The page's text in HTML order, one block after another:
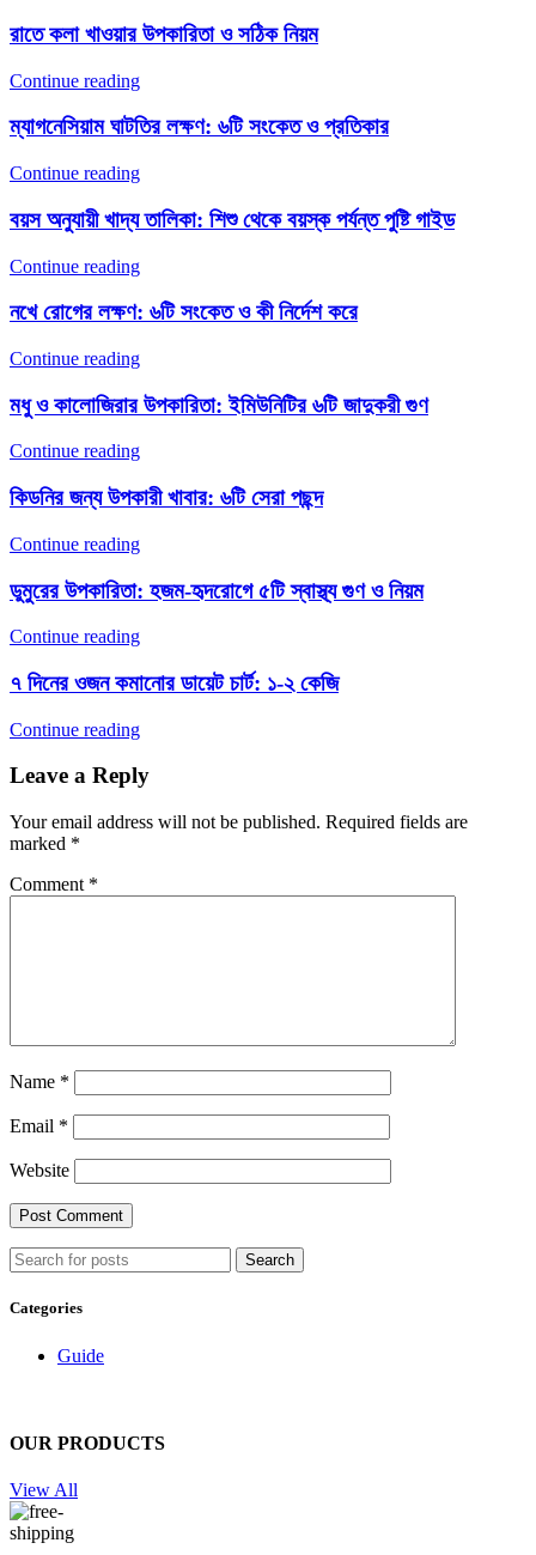
রাতে কলা খাওয়ার উপকারিতা ও সঠিক নিয়ম
Continue reading
ম্যাগনেসিয়াম ঘাটতির লক্ষণ: ৬টি সংকেত ও প্রতিকার
Continue reading
বয়স অনুযায়ী খাদ্য তালিকা: শিশু থেকে বয়স্ক পর্যন্ত পুষ্টি গাইড
Continue reading
নখে রোগের লক্ষণ: ৬টি সংকেত ও কী নির্দেশ করে
Continue reading
মধু ও কালোজিরার উপকারিতা: ইমিউনিটির ৬টি জাদুকরী গুণ
Continue reading
কিডনির জন্য উপকারী খাবার: ৬টি সেরা পছন্দ
Continue reading
ডুমুরের উপকারিতা: হজম-হৃদরোগে ৫টি স্বাস্থ্য গুণ ও নিয়ম
Continue reading
৭ দিনের ওজন কমানোর ডায়েট চার্ট: ১-২ কেজি
Continue reading
Leave a Reply
Your email address will not be published. Required fields are
marked *
Comment *
Name *
Email *
Website
Search
Categories
Guide
OUR PRODUCTS
View All